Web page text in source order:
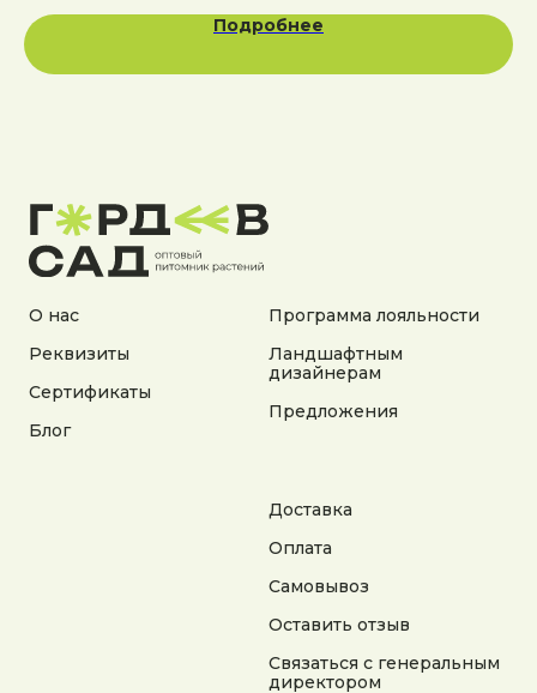
Подробнее
О нас
Реквизиты
Сертификаты
Блог
Программа лояльности
Ландшафтным
дизайнерам
Предложения
Доставка
Оплата
Самовывоз
Оставить отзыв
Связаться с генеральным
директором
© 2025 Гордеев Сад. Все права защищены
Не является публичной офертой. Информация
Документы:
поселение Асеньевское, деревня Гордеево
Согласие на получение рекламной информации